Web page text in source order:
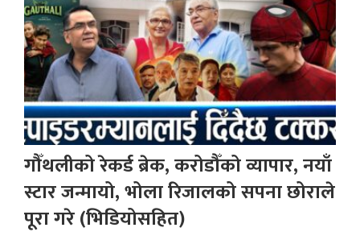
गौँथलीको रेकर्ड ब्रेक, करोडौँको व्यापार, नयाँ
स्टार जन्मायो, भोला रिजालको सपना छोराले
पूरा गरे (भिडियोसहित)